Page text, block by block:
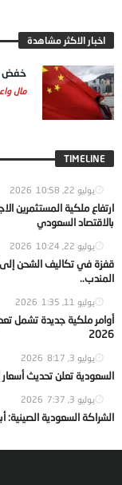
اخبار الاكثر مشاهدة
خفض
مال
TIMELINE
يوليو 22, 2026 10:58
ارتفاع ملكية المستثمرين
بالاقتصاد السعودي
يوليو 22, 2026 10:24
قفزة في تكاليف الشحن إلى
المندب..
يوليو 11, 2026 1:35
أوامر ملكية جديدة تشمل
2026
يوليو 3, 2026 8:17
السعودية تعلن تحديث
يوليو 3, 2026 7:37
الشراكة السعودية الصينية: